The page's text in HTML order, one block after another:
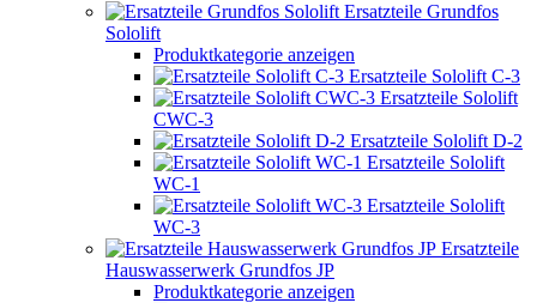
Ersatzteile Grundfos
Sololift
Produktkategorie anzeigen
Ersatzteile Sololift C-3
Ersatzteile Sololift
CWC-3
Ersatzteile Sololift D-2
Ersatzteile Sololift
WC-1
Ersatzteile Sololift
WC-3
Ersatzteile
Hauswasserwerk Grundfos JP
Produktkategorie anzeigen